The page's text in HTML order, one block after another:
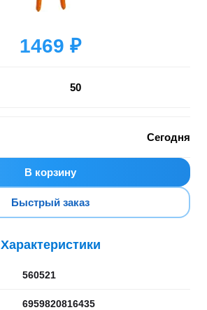
1469 ₽
50
Сегодня
В корзину
Быстрый заказ
Характеристики
560521
6959820816435